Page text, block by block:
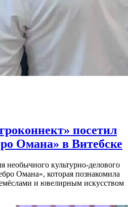
посетил
Омана» в Витебске
необычного культурно-делового
Омана», которая познакомила
и ювелирным искусством